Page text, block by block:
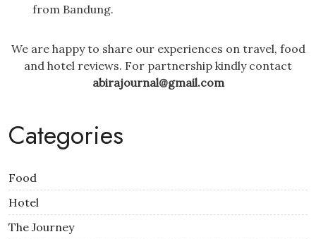
from Bandung.
We are happy to share our experiences on travel, food
and hotel reviews. For partnership kindly contact
abirajournal@gmail.com
Categories
Food
Hotel
The Journey